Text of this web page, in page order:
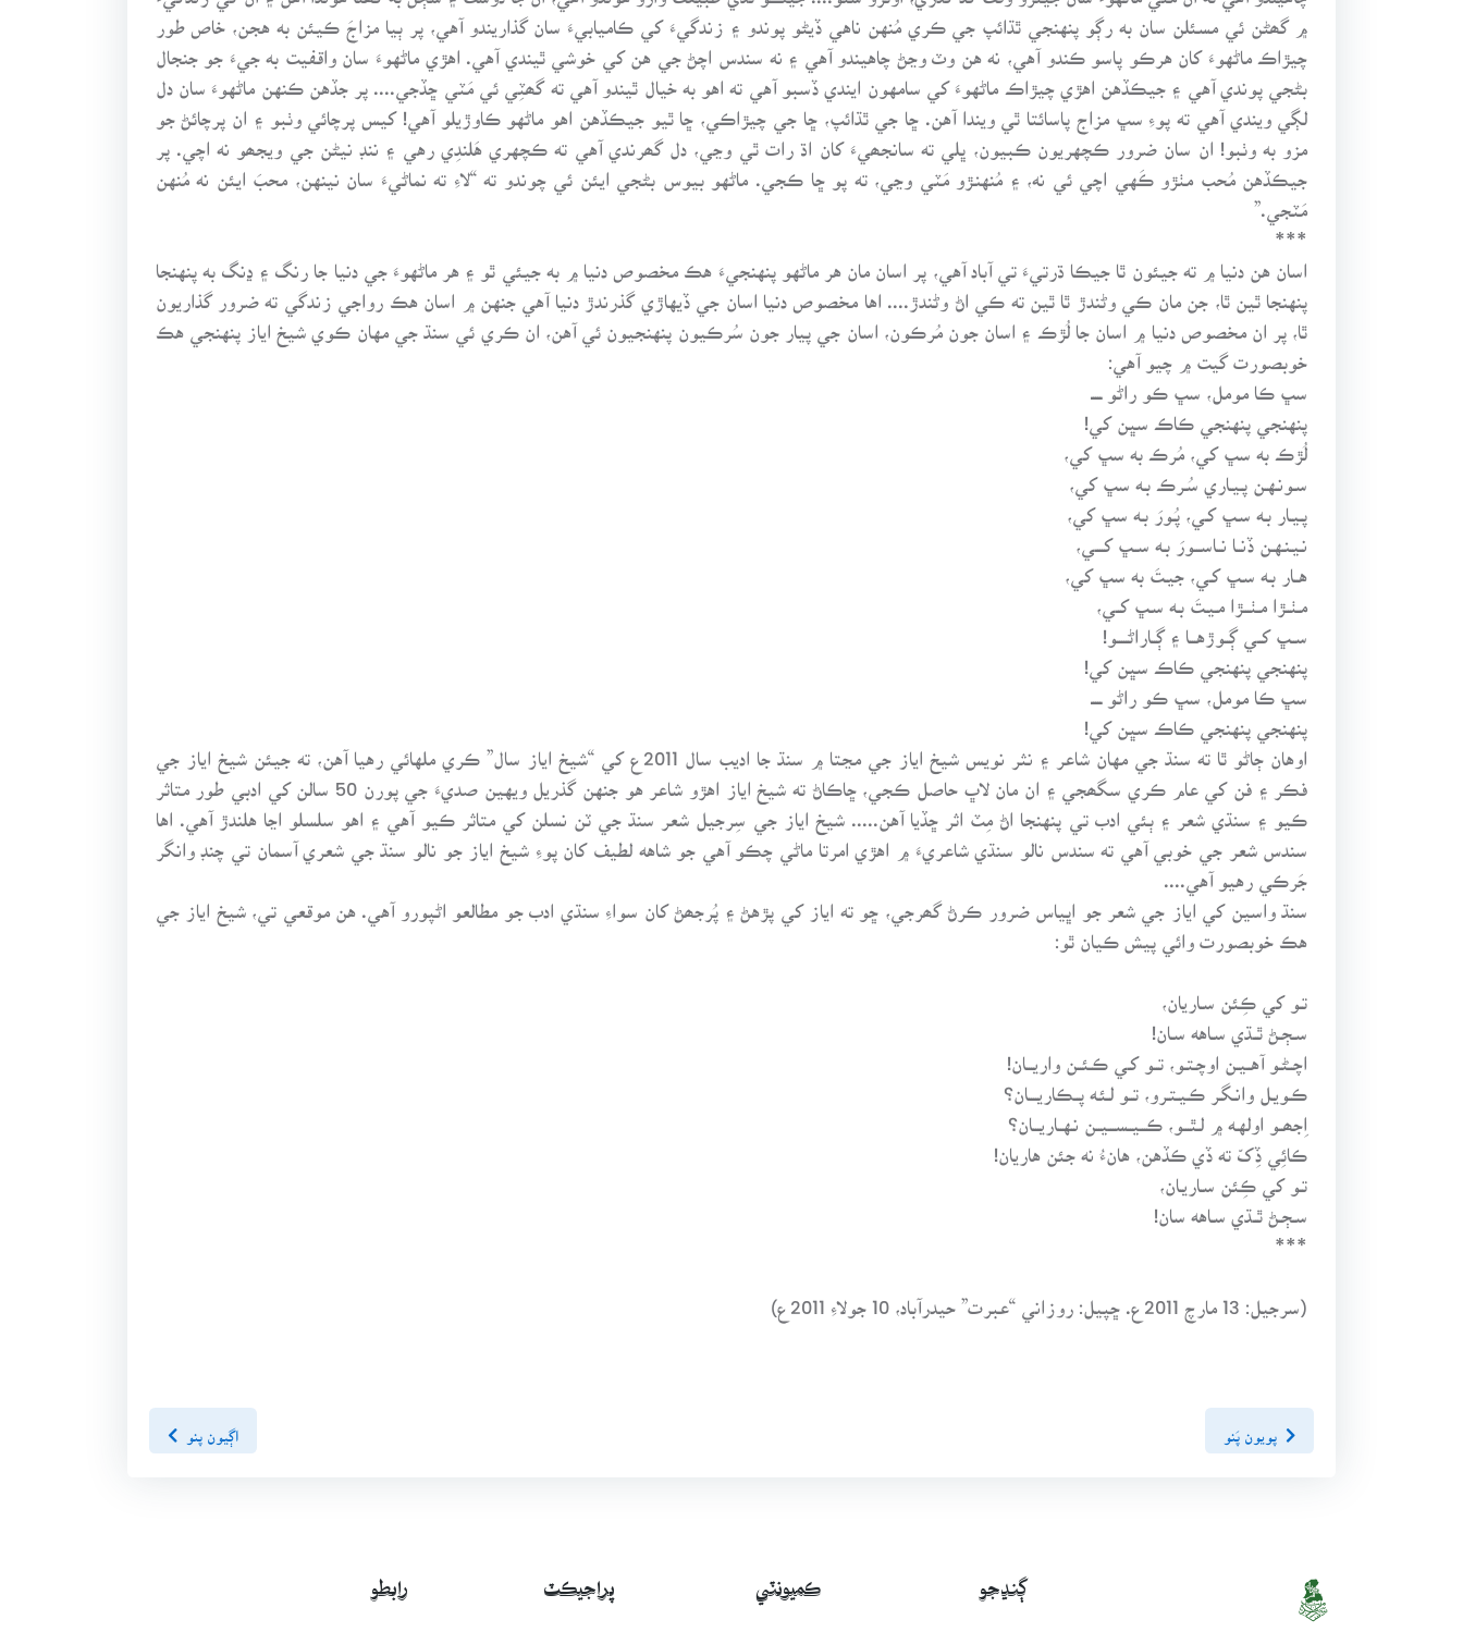
۾ گھڻن ئي مسئلن سان به رڳو پنهنجي ٿڌائپ جي ڪري مُنهن ناهي ڏيڻو پوندو ۽ زندگيءَ کي ڪاميابيءَ سان گذاريندو آهي، پر ٻيا مزاجَ ڪيئن به هجن، خاص طور
چيڙاڪ ماڻهوءَ کان هرڪو پاسو ڪندو آهي، نه هن وٽ وڃڻ چاهيندو آهي ۽ نه سندس اچڻ جي هن کي خوشي ٿيندي آهي. اهڙي ماڻهوءَ سان واقفيت به جيءَ جو جنجال
بڻجي پوندي آهي ۽ جيڪڏهن اهڙي چيڙاڪ ماڻهوءَ کي سامهون ايندي ڏسبو آهي ته اهو به خيال ٿيندو آهي ته گھٽِي ئي مَٽي ڇڏجي.... پر جڏهن ڪنهن ماڻهوءَ سان دل
لڳي ويندي آهي ته پوءِ سڀ مزاج پاسائتا ٿي ويندا آهن. ڇا جي ٿڌائپ، ڇا جي چيڙاڪي، ڇا ٿيو جيڪڏهن اهو ماڻهو ڪاوڙيلو آهي! کيس پرچائي وٺبو ۽ ان پرچائڻ جو
مزو به وٺبو! ان سان ضرور ڪچهريون ڪبيون، ڀلي ته سانجھيءَ کان اڌ رات ٿي وڃي، دل گھرندي آهي ته ڪچهري هَلندِي رهي ۽ ننڊ نيڻن جي ويجھو نه اچي. پر
جيڪڏهن مُحب مٺڙو ڪَهي اچي ئي نه، ۽ مُنهنـڙو مَٽي وڃي، ته پو ڇا ڪجي. ماڻهو بيوس بڻجي ايئن ئي چوندو ته “لاءِ ته نماڻيءَ سان نينهن، محبَ ايئن نه مُنهن
مَٽجي.”
***
اسان هن دنيا ۾ ته جيئون ٿا جيڪا ڌرتيءَ تي آباد آهي، پر اسان مان هر ماڻهو پنهنجيءَ هڪ مخصوص دنيا ۾ به جيئي ٿو ۽ هر ماڻهوءَ جي دنيا جا رنگ ۽ ڍنگ به پنهنجا
پنهنجا ٿين ٿا، جن مان ڪي وڻندڙ ٿا ٿين ته ڪي اڻ وڻندڙ.... اها مخصوص دنيا اسان جي ڏيهاڙي گذرندڙ دنيا آهي جنهن ۾ اسان هڪ رواجي زندگي ته ضرور گذاريون
ٿا، پر ان مخصوص دنيا ۾ اسان جا لُڙڪ ۽ اسان جون مُرڪون، اسان جي پيار جون سُرڪيون پنهنجيون ئي آهن، ان ڪري ئي سنڌ جي مهان ڪوي شيخ اياز پنهنجي هڪ
خوبصورت گيت ۾ چيو آهي:
سڀ ڪا مومل، سڀ ڪو راڻو ـــــ
پنهنجي پنهنجي ڪاڪ سڀن کي!
لُڙڪ به سڀ کي، مُرڪ به سڀ کي،
سـونـهـن پـيـاري سُـرڪ بـه سڀ کي،
پـيـار بـه سـڀ کـي، پُـورَ بـه سڀ کي،
نـيـنـهـن ڏنــا نــاســـورَ بـه ســڀ کــــي،
هــار بـه سـڀ کـي، جيـتَ به سڀ کي،
مـٺــڙا مـٺـــڙا مـيـتَ بـه سـڀ کــي،
ســڀ کــي ڳــوڙهـــا ۽ ڳــاراڻـــــو!
پنهنجي پنهنجي ڪاڪ سڀن کي!
سڀ ڪا مومل، سڀ ڪو راڻو ـــــ
پنهنجي پنهنجي ڪاڪ سڀن کي!
اوهان ڄاڻو ٿا ته سنڌ جي مهان شاعر ۽ نثر نويس شيخ اياز جي مڃتا ۾ سنڌ جا اديب سال 2011ع کي “شيخ اياز سال” ڪري ملهائي رهيا آهن، ته جيئن شيخ اياز جي
فڪر ۽ فن کي عام ڪري سگھجي ۽ ان مان لاڀ حاصل ڪجي، ڇاڪاڻ ته شيخ اياز اهڙو شاعر هو جنهن گذريل ويهين صديءَ جي پورن 50 سالن کي ادبي طور متاثر
ڪيو ۽ سنڌي شعر ۽ ٻئي ادب تي پنهنجا اڻ مِٽ اثر ڇڏيا آهن..... شيخ اياز جي سِرجيل شعر سنڌ جي ٽن نسلن کي متاثر ڪيو آهي ۽ اهو سلسلو اڃا هلندڙ آهي. اها
سندس شعر جي خوبي آهي ته سندس نالو سنڌي شاعريءَ ۾ اهڙي امرتا ماڻي چڪو آهي جو شاهه لطيف کان پوءِ شيخ اياز جو نالو سنڌ جي شعري آسمان تي چنڊ وانگر
جَرڪي رهيو آهي....
سنڌ واسين کي اياز جي شعر جو اڀياس ضرور ڪرڻ گھرجي، ڇو ته اياز کي پڙهڻ ۽ پُرجھڻ کان سواءِ سنڌي ادب جو مطالعو اڻپورو آهي. هن موقعي تي، شيخ اياز جي
هڪ خوبصورت وائي پيش ڪيان ٿو:
تـو کي ڪِئن سـاريان،
سـڄـڻ ٿــڌي سـاهه سـان!
اچــڻـو آهــيـن اوچـتـو، تــو کـي ڪـئــن واريـــان!
ڪـويـل وانـگـر ڪـيـتـرو، تــو لـئـه پــڪاريــــان؟
اِجھــو اولهـه ۾ لـٿـــو، ڪـــيــســـيــن نـهــاريـــان؟
ڪائِي ڏِکّ ته ڏي ڪڏهن، هانءُ نه جئن هاريان!
تـو کي ڪِئن سـاريـان،
سـڄـڻ ٿــڌي سـاهه سان!
***
(سرجيل: 13 مارچ 2011ع. ڇپيل: روزاني “عبرت” حيدرآباد، 10 جولاءِ 2011ع)
پويون پَنو اڳيون پنو
ڳنڍجو ڪميونٽي پراجيڪٽ رابطو